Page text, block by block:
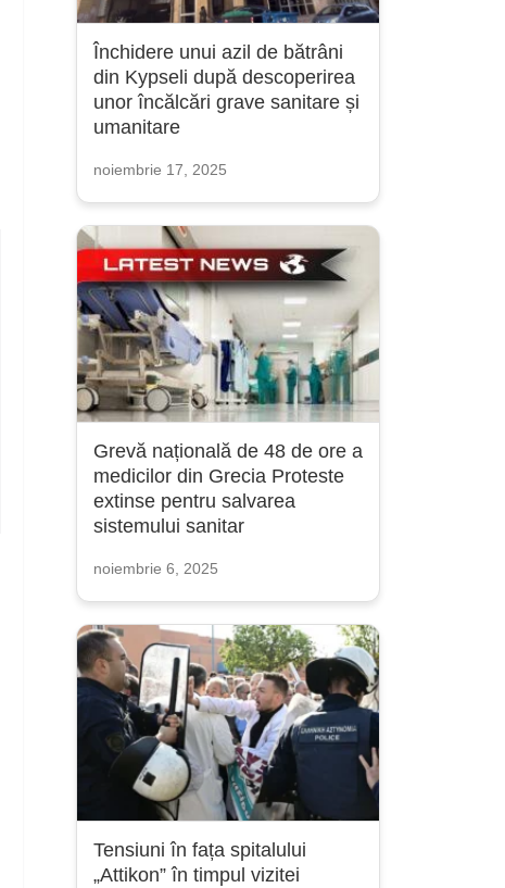
Închidere unui azil de bătrâni
din Kypseli după descoperirea
unor încălcări grave sanitare și
umanitare
noiembrie 17, 2025
Grevă națională de 48 de ore a
medicilor din Grecia Proteste
extinse pentru salvarea
sistemului sanitar
noiembrie 6, 2025
Tensiuni în fața spitalului
„Attikon” în timpul vizitei